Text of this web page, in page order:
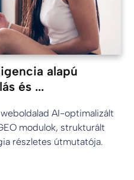
alapú
és ...
AI-optimalizált
modulok, strukturált
részletes útmutatója.